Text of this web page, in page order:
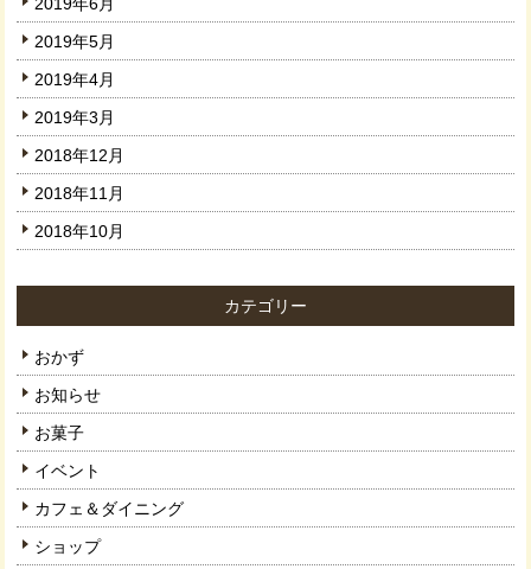
2019年5月
2019年4月
2019年3月
2018年12月
2018年11月
2018年10月
カテゴリー
おかず
お知らせ
お菓子
イベント
カフェ＆ダイニング
ショップ